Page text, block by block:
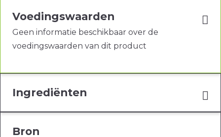
Voedingswaarden
Geen informatie beschikbaar over de
voedingswaarden van dit product
Ingrediënten
Bron